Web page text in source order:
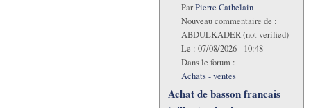
ParPierre Cathelain
Nouveau commentaire de :
ABDULKADER (not verified)
Le : 07/08/2026 - 10:48
Dans le forum :
Achats - ventes
Achat de basson francais